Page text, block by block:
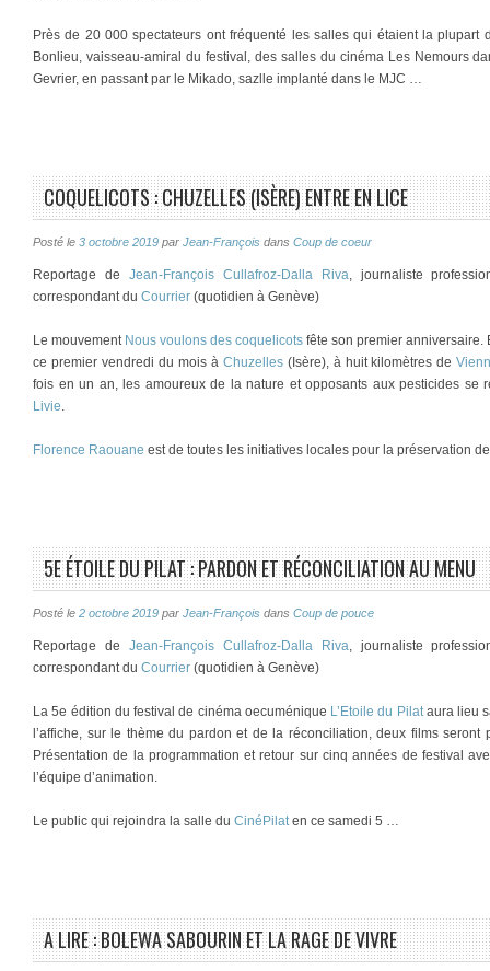
Près de 20 000 spectateurs ont fréquenté les salles qui étaient la plupart
Bonlieu, vaisseau-amiral du festival, des salles du cinéma Les Nemours
Gevrier, en passant par le Mikado, sazlle implanté dans le MJC …
COQUELICOTS : CHUZELLES (ISÈRE) ENTRE EN LICE
Posté le 3 octobre 2019 par Jean-François dans Coup de coeur
Reportage de Jean-François Cullafroz-Dalla Riva, journaliste
correspondant du Courrier (quotidien à Genève)
Le mouvement Nous voulons des coquelicots fête son premier
ce premier vendredi du mois à Chuzelles(Isère), à huit kilomètres de
fois en un an, les amoureux de la nature et opposants aux pesticides se
Livie.
Florence Raouane est de toutes les initiatives locales pour la préservation
5E ÉTOILE DU PILAT : PARDON ET RÉCONCILIATION AU MENU
Posté le 2 octobre 2019 par Jean-François dans Coup de pouce
Reportage de Jean-François Cullafroz-Dalla Riva, journaliste
correspondant du Courrier (quotidien à Genève)
La 5e édition du festival de cinéma oecuménique L’Etoile du Pilataura lieu
l’affiche, sur le thème du pardon et de la réconciliation, deux films seront
Présentation de la programmation et retour sur cinq années de festival
l’équipe d’animation.
Le public qui rejoindra la salle du CinéPilaten ce samedi 5 …
A LIRE : BOLEWA SABOURIN ET LA RAGE DE VIVRE